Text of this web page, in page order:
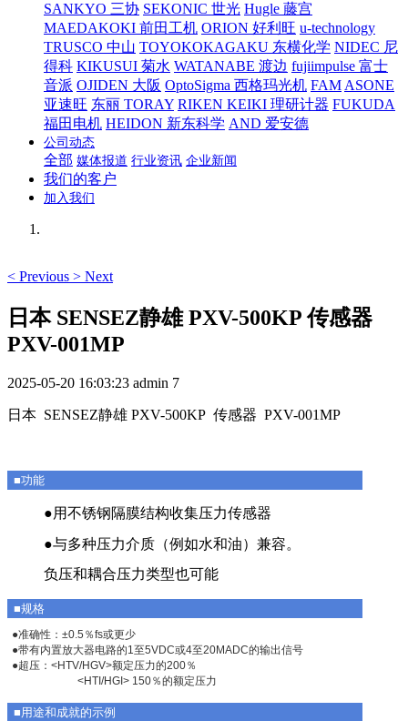
SANKYO 三协 SEKONIC 世光 Hugle 藤宫
MAEDAKOKI 前田工机 ORION 好利旺 u-technology
TRUSCO 中山 TOYOKOKAGAKU 东横化学 NIDEC 尼
得科 KIKUSUI 菊水 WATANABE 渡边 fujiimpulse 富士
音派 OJIDEN 大阪 OptoSigma 西格玛光机 FAM ASONE
亚速旺 东丽 TORAY RIKEN KEIKI 理研计器 FUKUDA
福田电机 HEIDON 新东科学 AND 爱安德
公司动态
全部 媒体报道 行业资讯 企业新闻
我们的客户
加入我们
< Previous > Next
日本 SENSEZ静雄 PXV-500KP 传感器
PXV-001MP
2025-05-20 16:03:23 admin 7
日本 SENSEZ静雄 PXV-500KP 传感器 PXV-001MP
■功能
●用不锈钢隔膜结构收集压力传感器
●与多种压力介质（例如水和油）兼容。
负压和耦合压力类型也可能
■规格
●准确性：±0.5％fs或更少
●带有内置放大器电路的1至5VDC或4至20MADC的输出信号
●超压：<HTV/HGV>额定压力的200％
<HTI/HGI> 150％的额定压力
■用途和成就的示例